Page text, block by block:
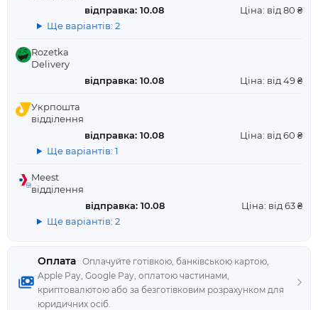
Оплата Оплачуйте готівкою, банківською картою,
Apple Pay, Google Pay, оплатою частинами,
криптовалютою або за безготівковим розрахунком для
юридичних осіб.
відправка: 10.08
Ціна: від 80 ₴
Ще варіантів: 2
Rozetka
Delivery
відправка: 10.08
Ціна: від 49 ₴
Укрпошта
відділення
відправка: 10.08
Ціна: від 60 ₴
Ще варіантів: 1
Meest
відділення
відправка: 10.08
Ціна: від 63 ₴
Ще варіантів: 2